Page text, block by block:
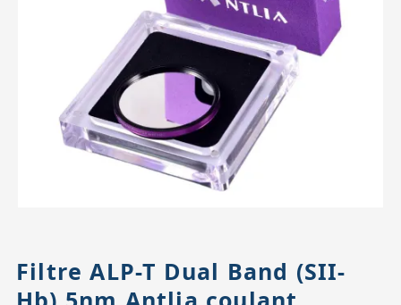
Accessoires pour montures
Têtes
Pièces détachées
Filtre ALP-T Dual Band (SII-